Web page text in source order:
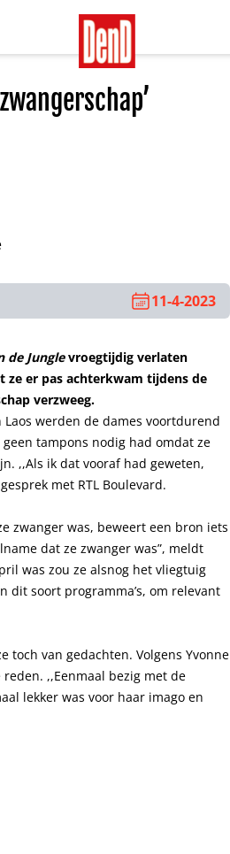
11-4-2023
de Junglevroegtijdig verlaten
ze er pas achterkwam tijdens de
verzweeg.
Laos werden de dames voortdurend
tampons nodig had omdat ze
,,Als ik dat vooraf had geweten,
met RTL Boulevard.
zwanger was, beweert een bron iets
dat ze zwanger was”, meldt
was zou ze alsnog het vliegtuig
dit soort programma’s, om relevant
toch van gedachten. Volgens Yvonne
,,Eenmaal bezig met de
lekker was voor haar imago en